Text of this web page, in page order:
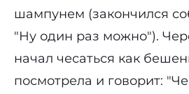
шампунем (закончился
"Ну один раз можно").
начал чесаться как
посмотрела и говорит: